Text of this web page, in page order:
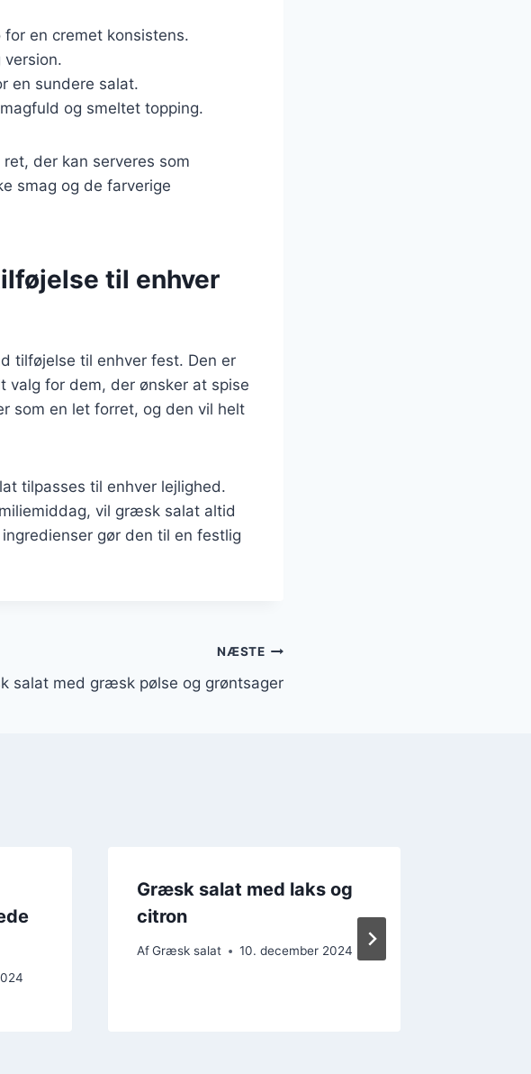
en cremet konsistens.
version.
en sundere salat.
og smeltet topping.
der kan serveres som
smag og de farverige
til enhver
tilføjelse til enhver fest. Den er
valg for dem, der ønsker at spise
som en let forret, og den vil helt
tilpasses til enhver lejlighed.
vil græsk salat altid
gør den til en festlig
NÆSTE
salat med græsk pølse og grøntsager
Græsk salat med laks og
citron
Af Græsk salat 10. december 2024